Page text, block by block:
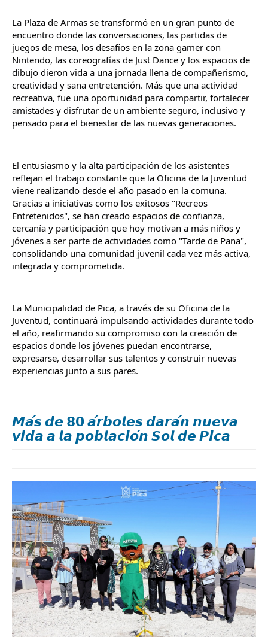
La Plaza de Armas se transformó en un gran punto de
encuentro donde las conversaciones, las partidas de
juegos de mesa, los desafíos en la zona gamer con
Nintendo, las coreografías de Just Dance y los espacios de
dibujo dieron vida a una jornada llena de compañerismo,
creatividad y sana entretención. Más que una actividad
recreativa, fue una oportunidad para compartir, fortalecer
amistades y disfrutar de un ambiente seguro, inclusivo y
pensado para el bienestar de las nuevas generaciones.
El entusiasmo y la alta participación de los asistentes
reflejan el trabajo constante que la Oficina de la Juventud
viene realizando desde el año pasado en la comuna.
Gracias a iniciativas como los exitosos "Recreos
Entretenidos", se han creado espacios de confianza,
cercanía y participación que hoy motivan a más niños y
jóvenes a ser parte de actividades como "Tarde de Pana",
consolidando una comunidad juvenil cada vez más activa,
integrada y comprometida.
La Municipalidad de Pica, a través de su Oficina de la
Juventud, continuará impulsando actividades durante todo
el año, reafirmando su compromiso con la creación de
espacios donde los jóvenes puedan encontrarse,
expresarse, desarrollar sus talentos y construir nuevas
experiencias junto a sus pares.
𝙈𝙖́𝙨 𝙙𝙚 𝟴𝟬 𝙖́𝙧𝙗𝙤𝙡𝙚𝙨 𝙙𝙖𝙧𝙖́𝙣 𝙣𝙪𝙚𝙫𝙖
𝙫𝙞𝙙𝙖 𝙖 𝙡𝙖 𝙥𝙤𝙗𝙡𝙖𝙘𝙞𝙤́𝙣 𝙎𝙤𝙡 𝙙𝙚 𝙋𝙞𝙘𝙖